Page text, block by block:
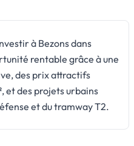
à Bezons dans
rentable grâce à une
des prix attractifs
et des projets urbains
et du tramway T2.